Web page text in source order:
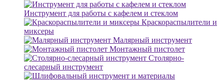
Инструмент для работы с кафелем и стеклом
Краскораспылители и
миксеры
Малярный инструмент
Монтажный пистолет
Столярно-
слесарный инструмент